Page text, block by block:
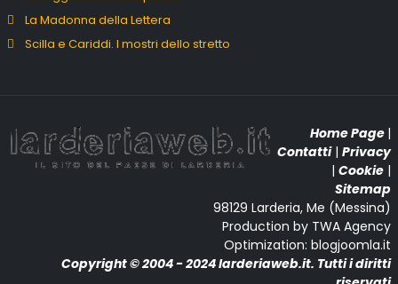
La Madonna della Lettera
Scilla e Cariddi. I mostri dello stretto
Home Page |
Contatti| Privacy
| Cookie |
Sitemap
98129 Larderia, Me (Messina)
Production by TWA Agency
Optimization: blogjoomla.it
Copyright © 2004 - 2024 larderiaweb.it. Tutti i diritti